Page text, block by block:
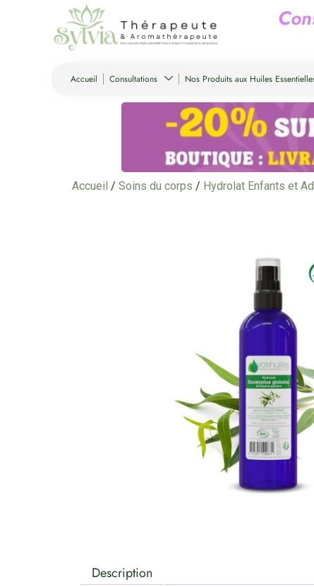
Con
Accueil Consultations Nos Produits aux Huiles
Accueil / Soins du corps / Hydrolat Enfants et
Description